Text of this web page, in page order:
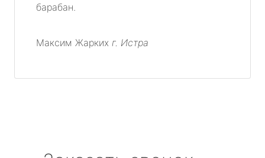
барабан.
Максим Жарких г. Истра